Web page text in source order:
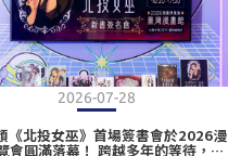
2026-07-28
《北投女巫》首場簽書會於2026漫
會圓滿落幕！ 跨越多年的等待，女